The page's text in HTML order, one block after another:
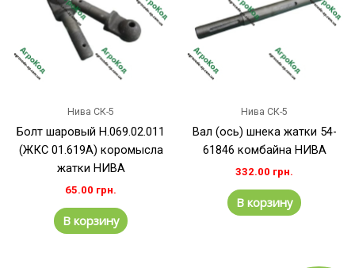
Нива СК-5
Болт шаровый Н.069.02.011
(ЖКС 01.619А) коромысла
жатки НИВА
65.00 грн.
В корзину
Нива СК-5
Вал (ось) шнека жатки 54-
61846 комбайна НИВА
332.00 грн.
В корзину